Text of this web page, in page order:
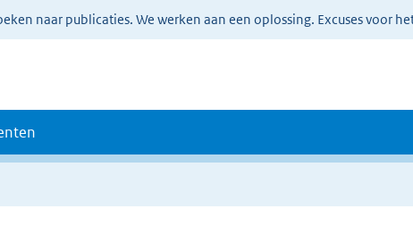
naar publicaties. We werken aan een oplossing. Excuses voor